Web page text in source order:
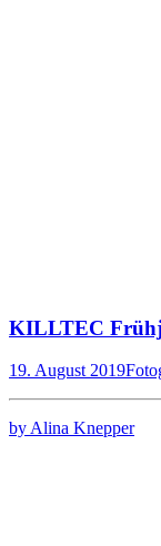
KILLTEC
19. August 2019
by Alina Knepper